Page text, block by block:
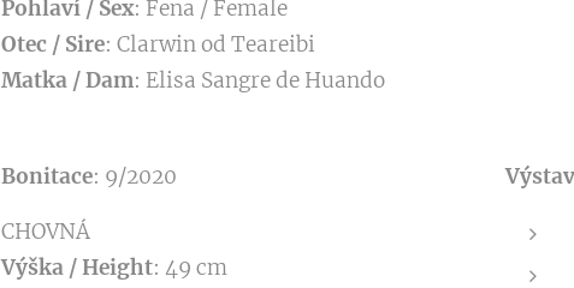
Pohlaví / Sex: Fena / Female
Otec / Sire: Clarwin od Teareibi
Matka / Dam: Elisa Sangre de Huando
Bonitace: 9/2020
CHOVNÁ
Výška / Height: 49 cm